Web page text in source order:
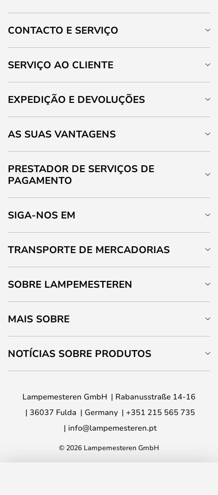
CONTACTO E SERVIÇO
SERVIÇO AO CLIENTE
EXPEDIÇÃO E DEVOLUÇÕES
AS SUAS VANTAGENS
PRESTADOR DE SERVIÇOS DE
PAGAMENTO
SIGA-NOS EM
TRANSPORTE DE MERCADORIAS
SOBRE LAMPEMESTEREN
MAIS SOBRE
NOTÍCIAS SOBRE PRODUTOS
Lampemesteren GmbH
Rabanusstraße 14-16
36037 Fulda
Germany
+351 215 565 735
info@lampemesteren.pt
© 2026 Lampemesteren GmbH